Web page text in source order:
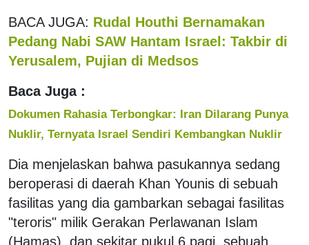
BACA JUGA: Rudal Houthi Bernamakan
Pedang Nabi SAW Hantam Israel: Takbir di
Yerusalem, Pujian di Medsos
Baca Juga :
Dokumen Rahasia Terbongkar: Iran Dilarang Punya
Nuklir, Ternyata Israel Sendiri Kembangkan Nuklir
Dia menjelaskan bahwa pasukannya sedang
beroperasi di daerah Khan Younis di sebuah
fasilitas yang dia gambarkan sebagai fasilitas
"teroris" milik Gerakan Perlawanan Islam
(Hamas), dan sekitar pukul 6 pagi, sebuah